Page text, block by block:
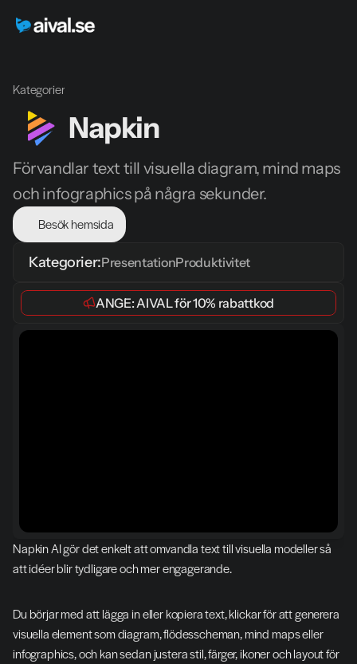
Kategorier
Napkin
Förvandlar text till visuella diagram, mind maps
och infographics på några sekunder.
Besök hemsida
Kategorier:PresentationProduktivitet
ANGE: AIVAL för 10% rabattkod
Napkin AI gör det enkelt att omvandla text till visuella modeller så
att idéer blir tydligare och mer engagerande.
Du börjar med att lägga in eller kopiera text, klickar för att generera
visuella element som diagram, flödesscheman, mind maps eller
infographics, och kan sedan justera stil, färger, ikoner och layout för